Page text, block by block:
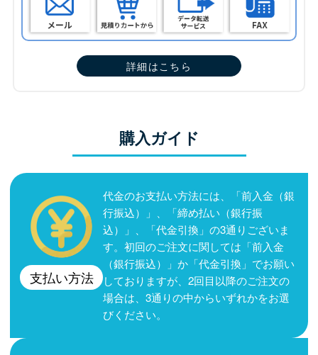
詳細はこちら
購入ガイド
支払い方法
代金のお支払い方法には、「前入金（銀
行振込）」、「締め払い（銀行振
込）」、「代金引換」の3通りございま
す。初回のご注文に関しては「前入金
（銀行振込）」か「代金引換」でお願い
しておりますが、2回目以降のご注文の
場合は、3通りの中からいずれかをお選
びください。